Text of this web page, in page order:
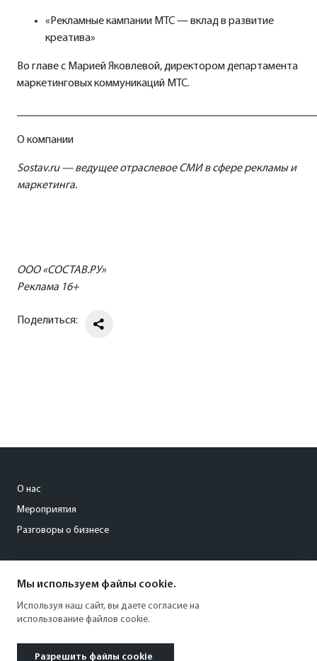
«Рекламные кампании МТС — вклад в развитие
креатива»
Во главе с Марией Яковлевой, директором департамента
маркетинговых коммуникаций МТС.
О компании
Sostav.ru — ведущее отраслевое СМИ в сфере рекламы и
маркетинга.
ООО «СОСТАВ.РУ»
Реклама 16+
Поделиться:
О нас
Мероприятия
Разговоры о бизнесе
+7 (495) 797-69-70
Мы используем файлы cookie.
Используя наш сайт, вы даете согласие на
использование файлов cookie.
Разрешить файлы cookie